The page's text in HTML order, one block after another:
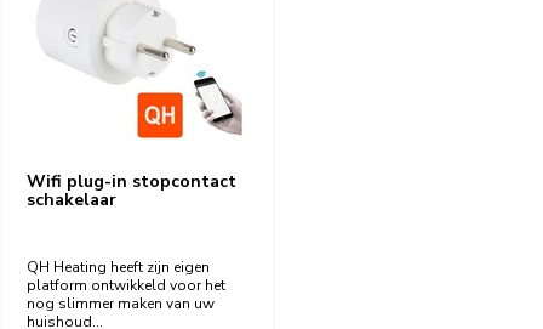
Wifi plug-in stopcontact
schakelaar
QH Heating heeft zijn eigen
platform ontwikkeld voor het
nog slimmer maken van uw
huishoud...